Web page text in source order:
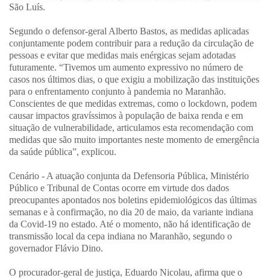
São Luís.
Segundo o defensor-geral Alberto Bastos, as medidas aplicadas
conjuntamente podem contribuir para a redução da circulação de
pessoas e evitar que medidas mais enérgicas sejam adotadas
futuramente. “Tivemos um aumento expressivo no número de
casos nos últimos dias, o que exigiu a mobilização das instituições
para o enfrentamento conjunto à pandemia no Maranhão.
Conscientes de que medidas extremas, como o lockdown, podem
causar impactos gravíssimos à população de baixa renda e em
situação de vulnerabilidade, articulamos esta recomendação com
medidas que são muito importantes neste momento de emergência
da saúde pública”, explicou.
Cenário - A atuação conjunta da Defensoria Pública, Ministério
Público e Tribunal de Contas ocorre em virtude dos dados
preocupantes apontados nos boletins epidemiológicos das últimas
semanas e à confirmação, no dia 20 de maio, da variante indiana
da Covid-19 no estado. Até o momento, não há identificação de
transmissão local da cepa indiana no Maranhão, segundo o
governador Flávio Dino.
O procurador-geral de justiça, Eduardo Nicolau, afirma que o